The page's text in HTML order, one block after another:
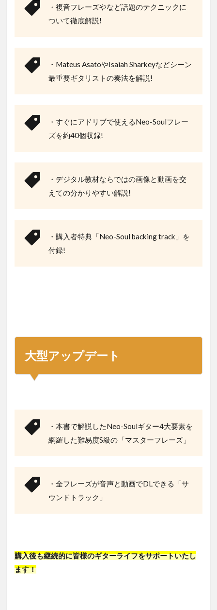
・複音フレーズやなど話題のテクニックに
ついて徹底解説!
・Mateus AsatoやIsaiah Sharkeyなどシーン
最重要ギタリストの奏法を解説!
・すぐにアドリブで使えるNeo-Soulフレー
ズを約40個収録!
・デジタル教材ならではの画像と動画を交
えての分かりやすい解説!
・購入者特典「Neo-Soul backing track」を
付録!
大型アップデート
・本書で解説したNeo-Soulギター4大要素を
網羅した難易度S級の「マスターフレーズ」
・全フレーズが音声と動画でDLできる「サ
ウンドトラック」
購入後も継続的に皆様のギターライフをサポートいたし
ます！